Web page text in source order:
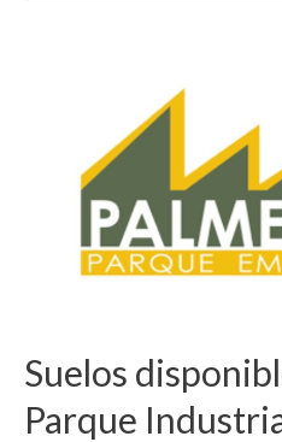
Suelos
Parque